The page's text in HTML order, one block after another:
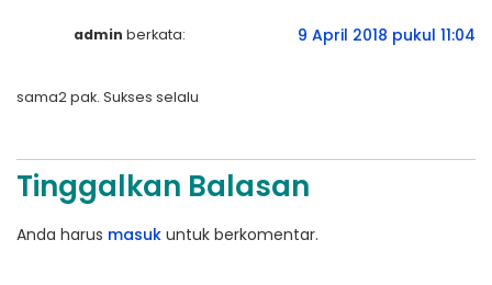
admin berkata: 9 April 2018 pukul 11:04
sama2 pak. Sukses selalu
Tinggalkan Balasan
Anda harus masuk untuk berkomentar.